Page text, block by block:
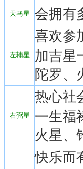
天马星 会拥有
左辅星
喜欢参
加吉星
陀罗、
右弼星
热心社
一生福
火星、
快乐而